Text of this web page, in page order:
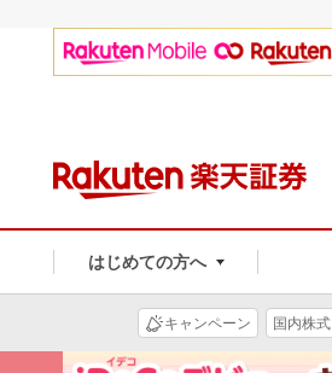
はじめての方へ
キャンペーン 国内株式